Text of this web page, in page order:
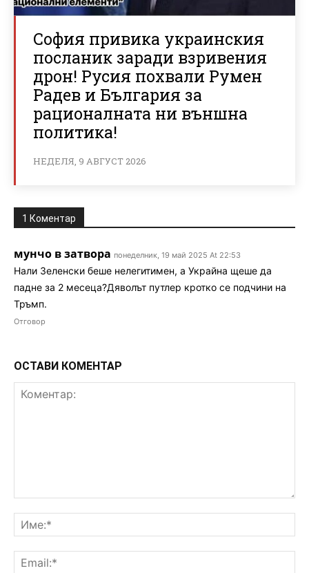
София привика украинския
посланик заради взривения
дрон! Русия похвали Румен
Радев и България за
рационалната ни външна
политика!
НЕДЕЛЯ, 9 АВГУСТ 2026
1 Коментар
мунчо в затвора понеделник, 19 май 2025 At 22:53
Нали Зеленски беше нелегитимен, а Украйна щеше да
падне за 2 месеца?Дяволът путлер кротко се подчини на
Тръмп.
Отговор
ОСТАВИ КОМЕНТАР